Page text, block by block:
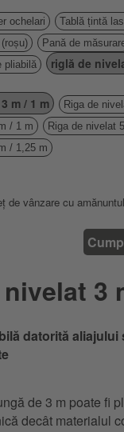
ochelari
Tablă țintă
Pană de
pliabilă
riglă de
m / 1 m
Riga de
/ 1 m
Riga de nivelat
/ 1,25 m
de vânzare cu
3
datorită aliajului
de 3 m poate fi
decât materialul